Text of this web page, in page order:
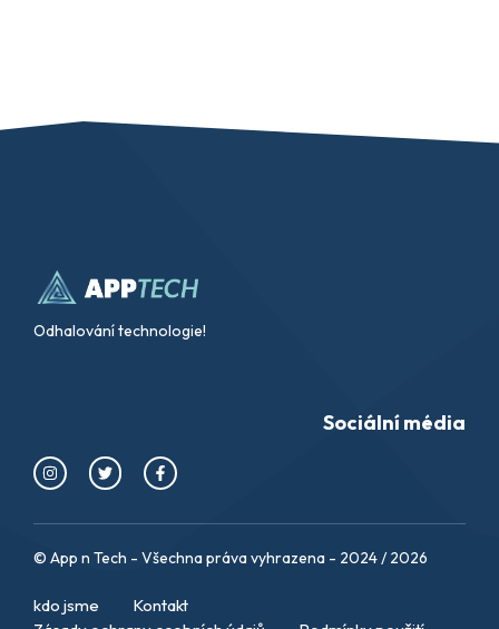
Odhalování technologie!
Sociální média
© App n Tech - Všechna práva vyhrazena - 2024 / 2026
kdo jsme
Kontakt